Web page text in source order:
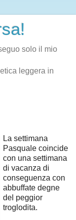
solo il mio
leggera in
La settimana
Pasquale coincide
con una settimana
di vacanza di
conseguenza con
abbuffate degne
del peggior
troglodita.